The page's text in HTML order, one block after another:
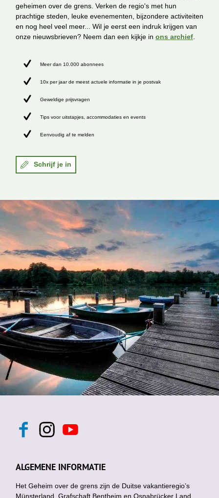
geheimen over de grens. Verken de regio's met hun
prachtige steden, leuke evenementen, bijzondere activiteiten
en nog heel veel meer... Wil je eerst een indruk krijgen van
onze nieuwsbrieven? Neem dan een kijkje in ons archief
Meer dan 10.000 abonnees
10x per jaar de meest actuele informatie in je postvak
Geweldige prijsvragen
Tips voor uitstapjes, accommodaties en events
Eenvoudig af te melden
Schrijf je in
F
b
o
k
I
n
a
g
a
Y
o
u
b
ALGEMENE INFORMATIE
Het Geheim over de grens zijn de Duitse vakantieregio’s
Münsterland, Grafschaft Bentheim en Osnabrücker Land.